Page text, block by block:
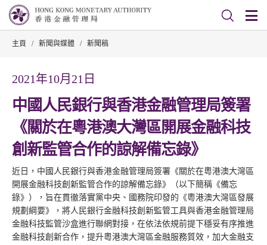
主頁 / 新聞與媒體 / 新聞稿
2021年10月21日
中國人民銀行與香港金融管理局簽署
《關於在粵港澳大灣區開展金融科技
創新監管合作的諒解備忘錄》
近日，中國人民銀行與香港金融管理局簽署《關於在粵港澳大灣區
開展金融科技創新監管合作的諒解備忘錄》（以下簡稱《備忘
錄》），旨在貫徹落實黨中央、國務院印發的《粵港澳大灣區發展
規劃綱要》，將人民銀行金融科技創新監管工具與香港金融管理局
金融科技監管沙盒進行聯網對接，在依法依規前提下穩妥有序推進
金融科技創新合作，提升粵港澳大灣區金融服務質效，加大金融支